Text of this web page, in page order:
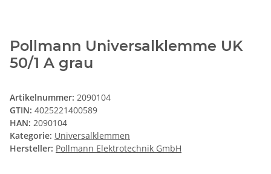
Pollmann Universalklemme UK
50/1 A grau
Artikelnummer: 2090104
GTIN: 4025221400589
HAN: 2090104
Kategorie: Universalklemmen
Hersteller: Pollmann Elektrotechnik GmbH